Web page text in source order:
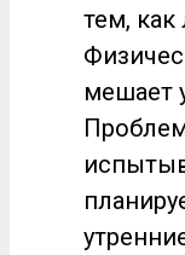
тем, как
мешает